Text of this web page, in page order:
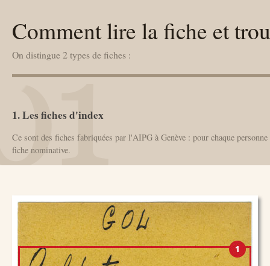
Comment lire la fiche et
On distingue 2 types de fiches :
1. Les fiches d'index
Ce sont des fiches fabriquées par l'AIPG à Genève : pour chaque
fiche nominative.